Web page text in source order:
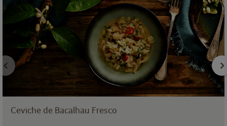
Ceviche de Bacalhau Fresco